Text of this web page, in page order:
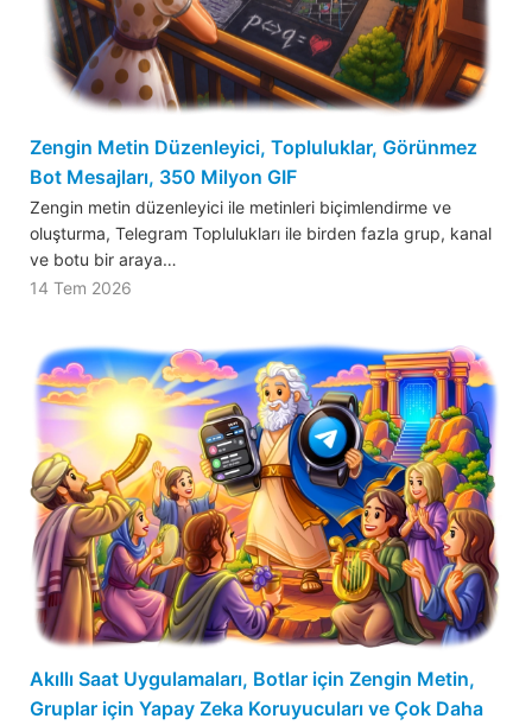
Zengin Metin Düzenleyici, Topluluklar, Görünmez
Bot Mesajları, 350 Milyon GIF
Zengin metin düzenleyici ile metinleri biçimlendirme ve
oluşturma, Telegram Toplulukları ile birden fazla grup, kanal
ve botu bir araya…
14 Tem 2026
Akıllı Saat Uygulamaları, Botlar için Zengin Metin,
Gruplar için Yapay Zeka Koruyucuları ve Çok Daha